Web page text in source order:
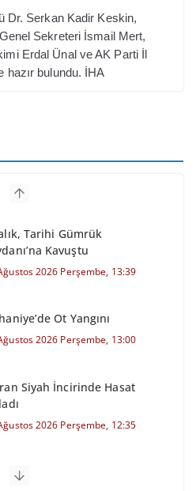
Dr. Serkan Kadir Keskin,
Sekreteri İsmail Mert,
Erdal Ünal ve AK Parti İl
hazır bulundu. İHA
Tarihi Gümrük
Kavuştu
2026 Perşembe, 13:39
Ot Yangını
2026 Perşembe, 13:00
Siyah İncirinde Hasat
2026 Perşembe, 12:35
Şarampole Devrildi